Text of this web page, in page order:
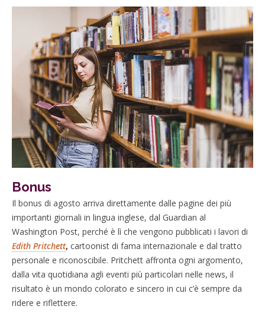
Bonus
Il bonus di agosto arriva direttamente dalle pagine dei più
importanti giornali in lingua inglese, dal Guardian al
Washington Post, perché è lì che vengono pubblicati i lavori di
Edith Pritchett, cartoonist di fama internazionale e dal tratto
personale e riconoscibile. Pritchett affronta ogni argomento,
dalla vita quotidiana agli eventi più particolari nelle news, il
risultato è un mondo colorato e sincero in cui c’è sempre da
ridere e riflettere.